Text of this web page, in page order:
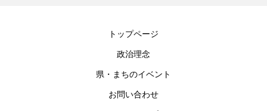
トップページ
政治理念
県・まちのイベント
お問い合わせ